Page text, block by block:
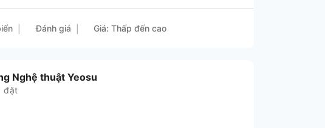
Đánh giá Giá: Thấp đến cao
Nghệ thuật Yeosu
đặt